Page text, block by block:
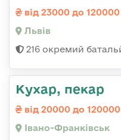
від 23000 до
Львів
216 окремий
Кухар, пекар
від 20000 до
Івано-Франківськ